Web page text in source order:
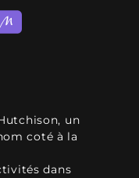
un
coté à la
dans